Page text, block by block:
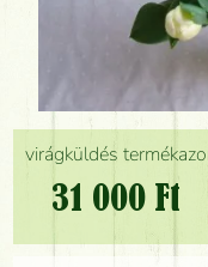
virágküldés
31 000 Ft